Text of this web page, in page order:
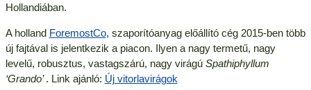
Hollandiában.
A holland ForemostCo, szaporítóanyag előállító cég 2015-ben több
új fajtával is jelentkezik a piacon. Ilyen a nagy termetű, nagy
levelű, robusztus, vastagszárú, nagy virágú Spathiphyllum
‘Grando’. Link ajánló: Új vitorlavirágok